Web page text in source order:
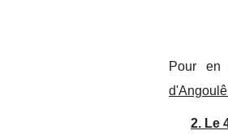
Pour
2. Le